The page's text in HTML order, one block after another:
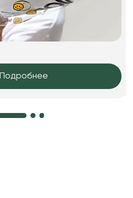
Подробнее